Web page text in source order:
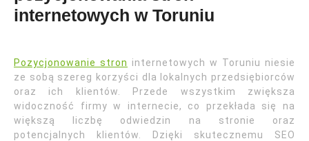
internetowych w Toruniu
Pozycjonowanie stron internetowych w Toruniu niesie
ze sobą szereg korzyści dla lokalnych przedsiębiorców
oraz ich klientów. Przede wszystkim zwiększa
widoczność firmy w internecie, co przekłada się na
większą liczbę odwiedzin na stronie oraz
potencjalnych klientów. Dzięki skutecznemu SEO